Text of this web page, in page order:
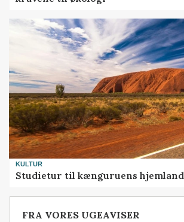
KULTUR
Studietur til kænguruens hjemland
FRA VORES UGEAVISER